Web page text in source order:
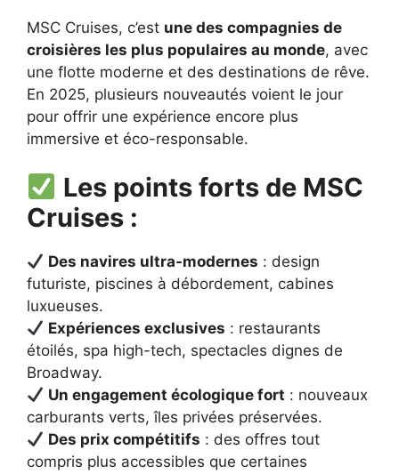
MSC Cruises, c’est une des compagnies de
croisières les plus populaires au monde, avec
une flotte moderne et des destinations de rêve.
En 2025, plusieurs nouveautés voient le jour
pour offrir une expérience encore plus
immersive et éco-responsable.
Les points forts de MSC
Cruises :
Des navires ultra-modernes : design
futuriste, piscines à débordement, cabines
luxueuses.
Expériences exclusives : restaurants
étoilés, spa high-tech, spectacles dignes de
Broadway.
Un engagement écologique fort : nouveaux
carburants verts, îles privées préservées.
Des prix compétitifs : des offres tout
compris plus accessibles que certaines